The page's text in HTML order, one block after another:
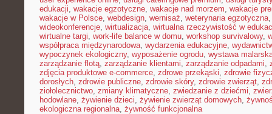
edukacji, wakacje egzotyczne, wakacje nad morzem, wakacje
wakacje w Polsce, webdesign, wernisaż, weterynaria egzotyczna
wideokonferencje, wirtualizacja, wirtualna rzeczywistość w
wirtualne targi, work-life balance w domu, workshop survivalowy,
współpraca międzynarodowa, wydarzenia edukacyjne,
wypoczynek ekologiczny, wyposażenie ogrodu, wystawa
zarządzanie flotą, zarządzanie klientami, zarządzanie odpadami,
zdjęcia produktowe e-commerce, zdrowe przekąski, zdrowie
dorosłych, zdrowie publiczne, zdrowie skóry, zdrowie zwierząt,
ziołolecznictwo, zmiany klimatyczne, zwiedzanie z dziećmi,
hodowlane, żywienie dzieci, żywienie zwierząt domowych,
ekologiczna regionalna, żywność funkcjonalna